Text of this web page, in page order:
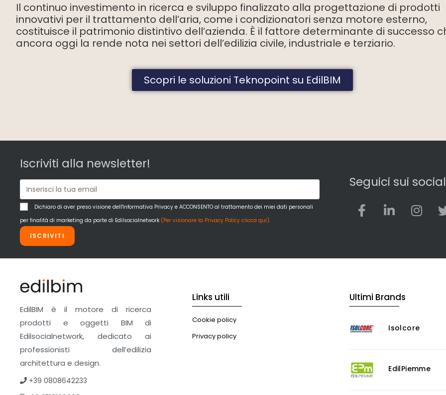
Il continuo investimento in ricerca e sviluppo finalizzato alla progettazione di prodotti
innovativi per il trattamento dell’aria, come i condizionatori senza motore esterno,
costituisce il patrimonio distintivo dell’azienda. È il fattore determinante di successo
ancora oggi la rende nota nei settori dell’edilizia civile, industriale e terziario.
Scopri le soluzioni Teknopoint su EdilBIM
Iscriviti alla newsletter!
Dichiaro di aver preso visione dell'Informativa Privacy e ACCONSENTO al trattamento dei miei dati personali
per finalità di marketing da parte di Edilsocialnetwork (Per visionare la Privacy Policy clicca qui).
ISCRIVITI
Seguici sui social
EdilBIM è il motore di ricerca
prodotti e oggetti BIM di
Edilsocialnetwork, dedicato ai
professionisti dell’edilizia
architettura e design.
+39 0808642233
Links utili
Cookie policy
Privacy policy
Ultimi Brands
Isolcore
EdilPiemme